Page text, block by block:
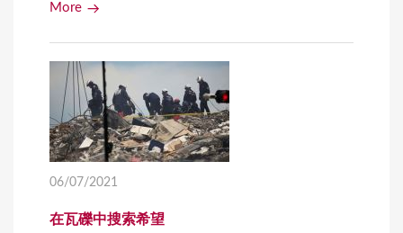
More
06/07/2021
在瓦礫中搜索希望